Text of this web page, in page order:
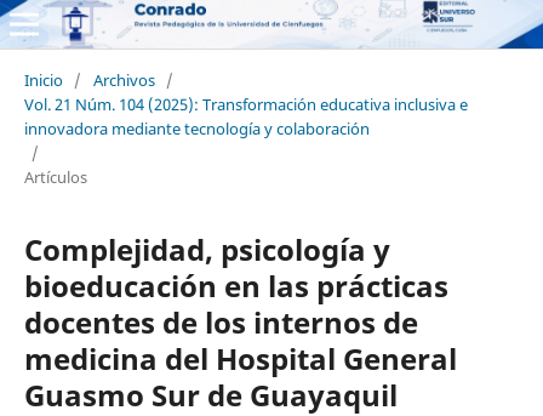
Inicio / Archivos /
Vol. 21 Núm. 104 (2025): Transformación educativa inclusiva e
innovadora mediante tecnología y colaboración
/
Artículos
Complejidad, psicología y
bioeducación en las prácticas
docentes de los internos de
medicina del Hospital General
Guasmo Sur de Guayaquil